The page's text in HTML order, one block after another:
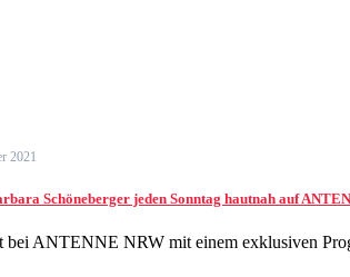
2021
Schöneberger jeden Sonntag hautnah auf
bei ANTENNE NRW mit einem exklusiven